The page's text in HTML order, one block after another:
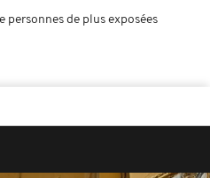
personnes de plus exposées